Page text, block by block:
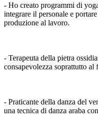
- Ho creato programmi di
integrare il personale e
produzione al lavoro.
- Terapeuta della pietra
consapevolezza soprattutto al
- Praticante della danza del
una tecnica di danza araba con